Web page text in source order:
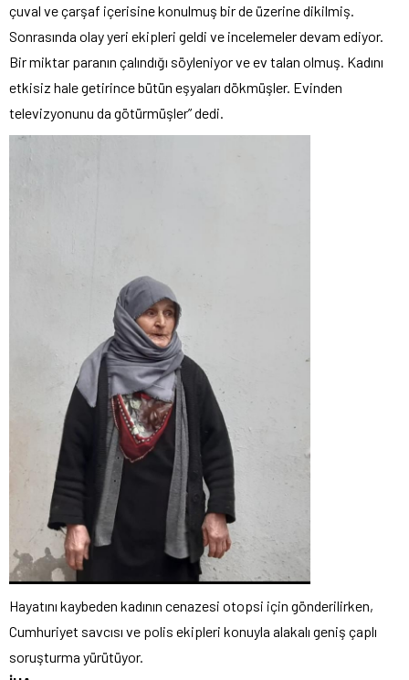
çuval ve çarşaf içerisine konulmuş bir de üzerine dikilmiş.
Sonrasında olay yeri ekipleri geldi ve incelemeler devam ediyor.
Bir miktar paranın çalındığı söyleniyor ve ev talan olmuş. Kadını
etkisiz hale getirince bütün eşyaları dökmüşler. Evinden
televizyonunu da götürmüşler” dedi.
Hayatını kaybeden kadının cenazesi otopsi için gönderilirken,
Cumhuriyet savcısı ve polis ekipleri konuyla alakalı geniş çaplı
soruşturma yürütüyor.